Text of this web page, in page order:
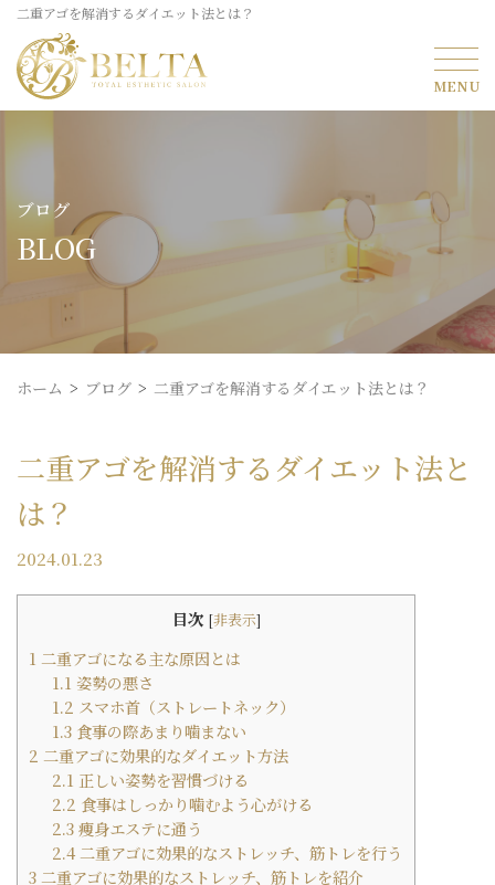
二重アゴを解消するダイエット法とは？
ブログ
BLOG
ホーム ブログ 二重アゴを解消するダイエット法とは？
二重アゴを解消するダイエット法と
は？
2024.01.23
目次 [非表示]
1 二重アゴになる主な原因とは
1.1 姿勢の悪さ
1.2 スマホ首（ストレートネック）
1.3 食事の際あまり噛まない
2 二重アゴに効果的なダイエット方法
2.1 正しい姿勢を習慣づける
2.2 食事はしっかり噛むよう心がける
2.3 痩身エステに通う
2.4 二重アゴに効果的なストレッチ、筋トレを行う
3 二重アゴに効果的なストレッチ、筋トレを紹介